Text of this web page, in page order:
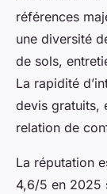
références
une diversité
de sols,
La rapidité
devis gratuits,
relation de
La réputation
4,6/5 en 2025